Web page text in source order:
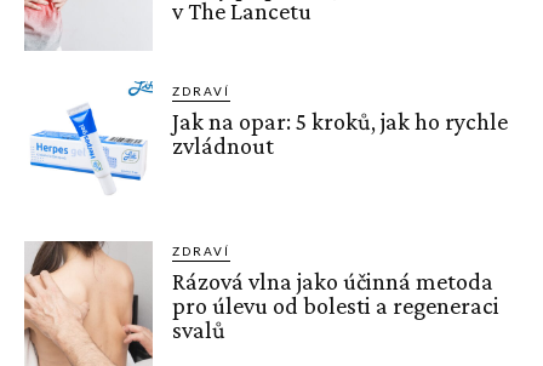
v The Lancetu
ZDRAVÍ
Jak na opar: 5 kroků, jak ho rychle
zvládnout
ZDRAVÍ
Rázová vlna jako účinná metoda
pro úlevu od bolesti a regeneraci
svalů